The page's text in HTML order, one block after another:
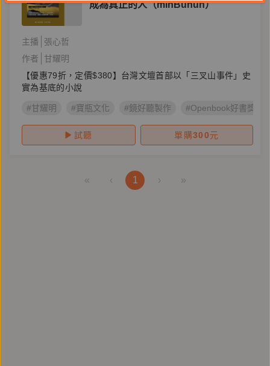
成為真正的人（minBunun）
主播
張心哲
作者
甘耀明
【優惠79折，定價$380】台灣文壇首部以「三叉山事件」史
實為基底的小說
#甘耀明 #寶瓶文化 #鏡好聽製作 #Openbook好書獎
試聽 單購300元
« ‹ 1 › »